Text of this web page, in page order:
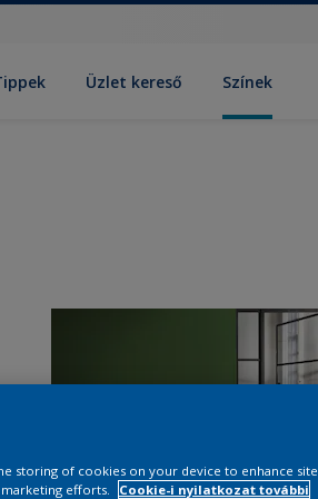
Üzlet kereső Színek
storing of cookies on your device to enhance site
marketing efforts.
Cookie-i nyilatkozat további